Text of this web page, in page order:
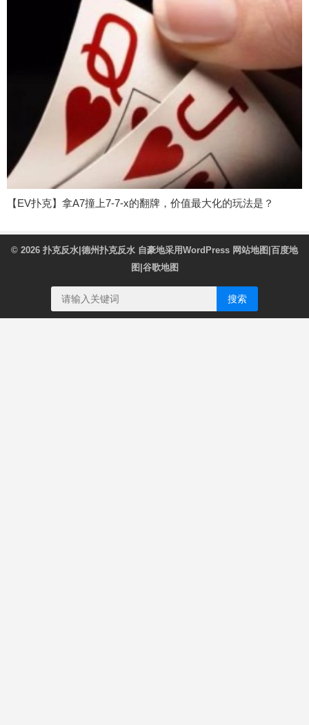
【EV扑克】拿A7撞上7-7-x的翻牌，价值最大化的玩法是？
© 2026 扑克反水|德州扑克反水 自豪地采用WordPress 网站地图 百度地
图 谷歌地图
搜索